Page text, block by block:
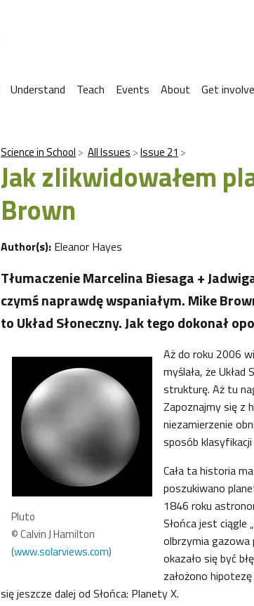
Understand Teach Events About Get
Science in School All Issues Issue 21
Jak zlikwidowałem
Brown
Author(s): Eleanor Hayes
Tłumaczenie Marcelina Biesaga +
czymś naprawdę wspaniałym. Mike
to Układ Słoneczny. Jak tego dokonał
Pluto
© Calvin J Hamilton
(www.solarviews.com)
Aż do roku 2006
myślała, że
strukturę. Aż tu
Zapoznajmy się z
niezamierzenie
sposób
Cała ta historia
poszukiwano
1846 roku
Słońca jest ciągle
olbrzymia gazowa
okazało się być
założono
się jeszcze dalej od Słońca: Planety X.